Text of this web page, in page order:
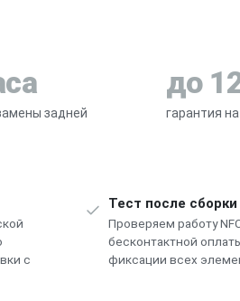
задней
до
гарантия
с
Тест после сборки
Проверяем работу
бесконтактной
фиксации всех